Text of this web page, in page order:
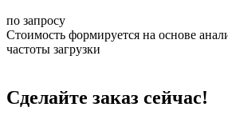
по запросу
Стоимость формируется на основе
частоты загрузки
Сделайте заказ сейчас!